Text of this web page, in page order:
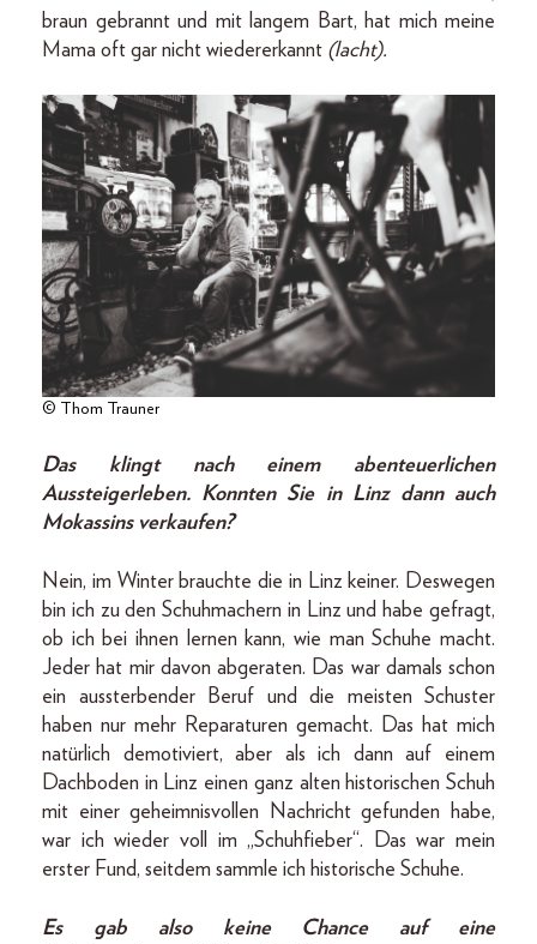
braun gebrannt und mit langem Bart, hat mich meine
Mama oft gar nicht wiedererkannt (lacht).
© Thom Trauner
Das klingt nach einem abenteuerlichen
Aussteigerleben. Konnten Sie in Linz dann auch
Mokassins verkaufen?
Nein, im Winter brauchte die in Linz keiner. Deswegen
bin ich zu den Schuhmachern in Linz und habe gefragt,
ob ich bei ihnen lernen kann, wie man Schuhe macht.
Jeder hat mir davon abgeraten. Das war damals schon
ein aussterbender Beruf und die meisten Schuster
haben nur mehr Reparaturen gemacht. Das hat mich
natürlich demotiviert, aber als ich dann auf einem
Dachboden in Linz einen ganz alten historischen Schuh
mit einer geheimnisvollen Nachricht gefunden habe,
war ich wieder voll im „Schuhfieber“. Das war mein
erster Fund, seitdem sammle ich historische Schuhe.
Es gab also keine Chance auf eine